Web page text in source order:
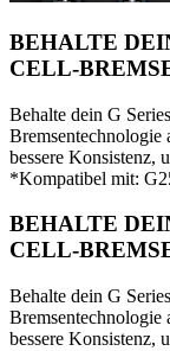
BEHALTE
CELL-
Behalte dein G
Bremsentechnologie
bessere Konsistenz,
*Kompatibel mit:
BEHALTE
CELL-
Behalte dein G
Bremsentechnologie
bessere Konsistenz,